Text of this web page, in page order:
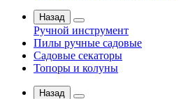
Назад
Ручной инструмент
Пилы ручные садовые
Садовые секаторы
Топоры и колуны
Назад